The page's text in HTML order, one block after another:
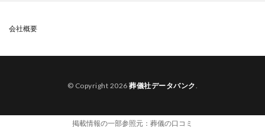
会社概要
© Copyright 2026葬儀社データバンク.
掲載情報の一部参照元： 葬儀の口コミ